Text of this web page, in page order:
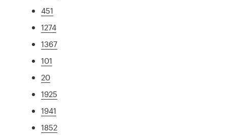
451
1274
1367
101
20
1925
1941
1852